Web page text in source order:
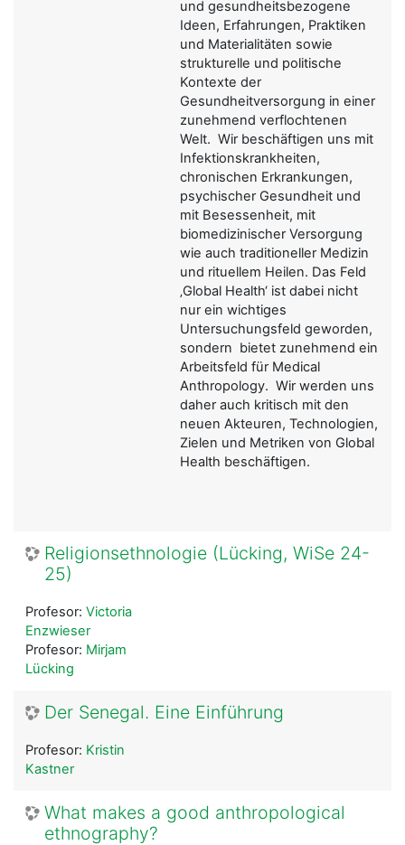
und gesundheitsbezogene
Ideen, Erfahrungen, Praktiken
und Materialitäten sowie
strukturelle und politische
Kontexte der
Gesundheitversorgung in einer
zunehmend verflochtenen
Welt. Wir beschäftigen uns mit
Infektionskrankheiten,
chronischen Erkrankungen,
psychischer Gesundheit und
mit Besessenheit, mit
biomedizinischer Versorgung
wie auch traditioneller Medizin
und rituellem Heilen. Das Feld
‚Global Health‘ ist dabei nicht
nur ein wichtiges
Untersuchungsfeld geworden,
sondern bietet zunehmend ein
Arbeitsfeld für Medical
Anthropology. Wir werden uns
daher auch kritisch mit den
neuen Akteuren, Technologien,
Zielen und Metriken von Global
Health beschäftigen.
Religionsethnologie (Lücking, WiSe 24-
25)
Profesor: Victoria
Enzwieser
Profesor: Mirjam
Lücking
Der Senegal. Eine Einführung
Profesor: Kristin
Kastner
What makes a good anthropological
ethnography?